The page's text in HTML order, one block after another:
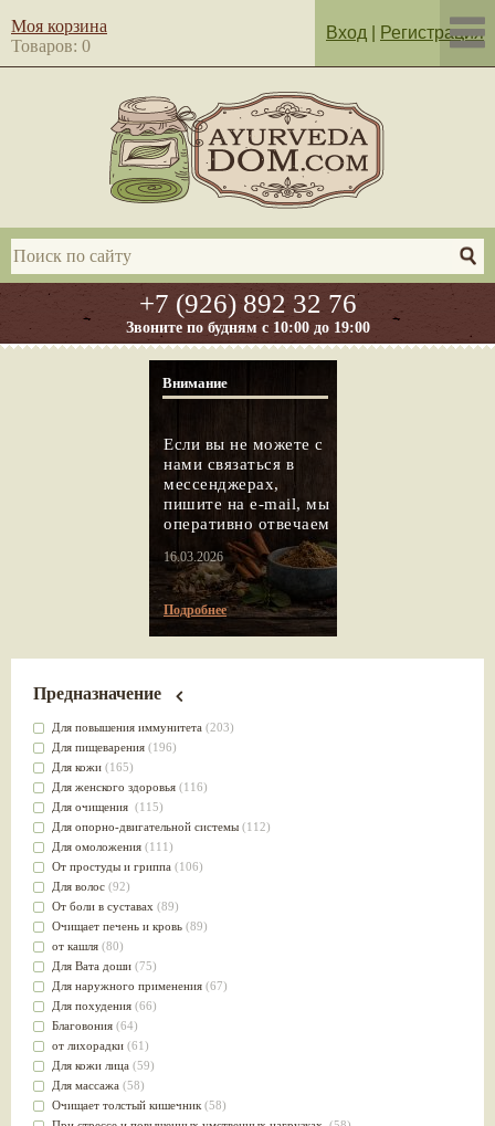
+7 (926) 892 32 76
Звоните по будням с 10:00 до 19:00
Моя корзина
Товаров: 0
Вход Регистрация
Внимание
Если вы не можете с
нами связаться в
мессенджерах,
пишите на e-mail, мы
оперативно отвечаем
16.03.2026
Подробнее
Предназначение
Для повышения иммунитета (203)
Для пищеварения (196)
Для кожи (165)
Для женского здоровья (116)
Для очищения (115)
Для опорно-двигательной системы (112)
Для омоложения (111)
От простуды и гриппа (106)
Для волос (92)
От боли в суставах (89)
Очищает печень и кровь (89)
от кашля (80)
Для Вата доши (75)
Для наружного применения (67)
Для похудения (66)
Благовония (64)
от лихорадки (61)
Для кожи лица (59)
Для массажа (58)
Очищает толстый кишечник (58)